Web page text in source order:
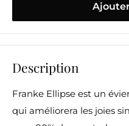
Description
Franke Ellipse est un
qui améliorera les joies